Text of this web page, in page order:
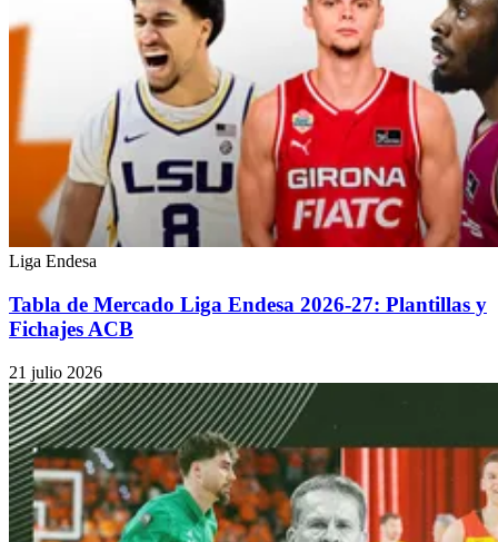
Liga Endesa
Tabla de Mercado Liga Endesa 2026-27: Plantillas y
Fichajes ACB
21 julio 2026